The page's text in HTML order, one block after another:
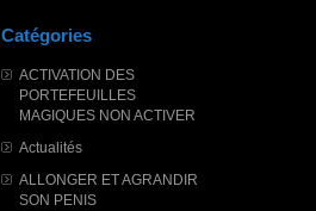
Catégories
ACTIVATION DES
PORTEFEUILLES
MAGIQUES NON ACTIVER
Actualités
ALLONGER ET AGRANDIR
SON PENIS